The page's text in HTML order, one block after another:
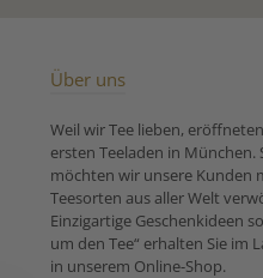
Über uns
Weil wir Tee lieben,
ersten Teeladen in München.
möchten wir unsere Kunden
Teesorten aus aller Welt
Einzigartige Geschenkideen
um den Tee“ erhalten Sie im
in unserem Online-Shop.